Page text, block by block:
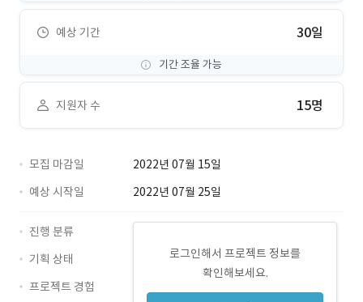
예상 기간 30일
기간 조율 가능
지원자 수 15명
모집 마감일
2022년 07월 15일
예상 시작일
2022년 07월 25일
로그인해서 프로젝트 정보를
확인해보세요.
진행 분류
기획 상태
프로젝트 경험